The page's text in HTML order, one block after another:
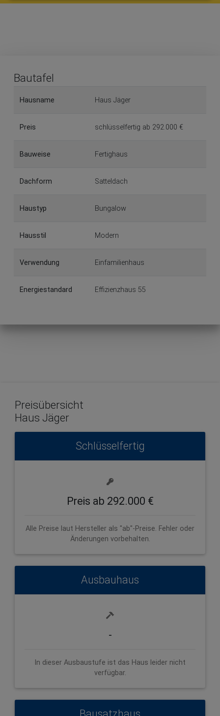
Bautafel
Hausname Haus Jäger
Preis schlüsselfertig ab 292.000 €
Bauweise Fertighaus
Dachform Satteldach
Haustyp Bungalow
Hausstil Modern
Verwendung Einfamilienhaus
Energiestandard Effizienzhaus 55
Preisübersicht
Haus Jäger
Schlüsselfertig
Preis ab 292.000 €
Alle Preise laut Hersteller als "ab"-Preise. Fehler oder
Änderungen vorbehalten.
Ausbauhaus
-
In dieser Ausbaustufe ist das Haus leider nicht
verfügbar.